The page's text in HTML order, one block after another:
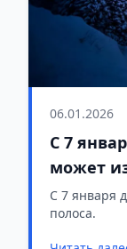
06.01.2026
С 7
может
С 7 января
полоса.